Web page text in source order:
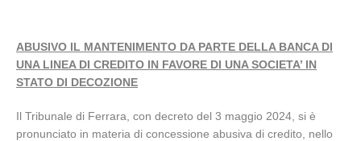
ABUSIVO IL MANTENIMENTO DA PARTE DELLA BANCA DI
UNA LINEA DI CREDITO IN FAVORE DI UNA SOCIETA’ IN
STATO DI DECOZIONE
Il Tribunale di Ferrara, con decreto del 3 maggio 2024, si è
pronunciato in materia di concessione abusiva di credito, nello